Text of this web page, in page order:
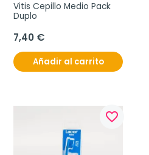
Vitis Cepillo Medio Pack
Duplo
7,40 €
Añadir al carrito
favorite_border